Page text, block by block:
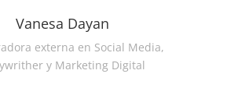
Vanesa Dayan
externa en Social Media,
y Marketing Digital